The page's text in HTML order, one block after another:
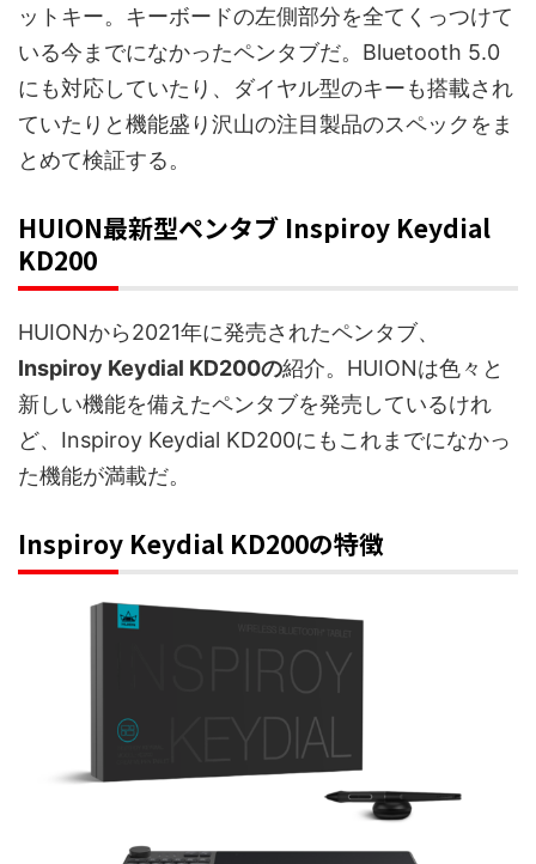
ットキー。キーボードの左側部分を全てくっつけて
いる今までになかったペンタブだ。Bluetooth 5.0
にも対応していたり、ダイヤル型のキーも搭載され
ていたりと機能盛り沢山の注目製品のスペックをま
とめて検証する。
HUION最新型ペンタブ Inspiroy Keydial
KD200
HUIONから2021年に発売されたペンタブ、
Inspiroy Keydial KD200の紹介。HUIONは色々と
新しい機能を備えたペンタブを発売しているけれ
ど、Inspiroy Keydial KD200にもこれまでになかっ
た機能が満載だ。
Inspiroy Keydial KD200の特徴